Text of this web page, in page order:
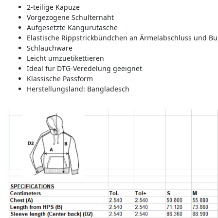
2-teilige Kapuze
Vorgezogene Schulternaht
Aufgesetzte Kängurutasche
Elastische Rippstrickbündchen an Ärmelabschluss und
Schlauchware
Leicht umzuetikettieren
Ideal für DTG-Veredelung geeignet
Klassische Passform
Herstellungsland: Bangladesch